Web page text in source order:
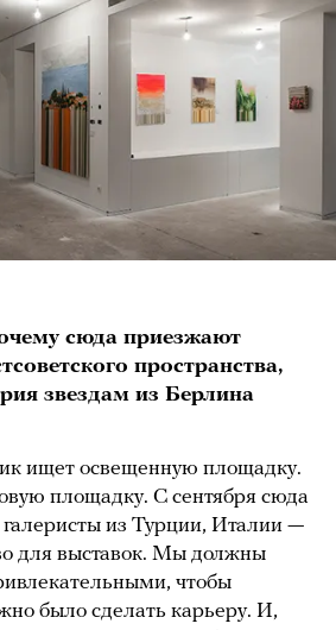
сюда приезжают
пространства,
звездам из Берлина
ищет освещенную площадку.
площадку. С сентября сюда
из Турции, Италии —
для выставок. Мы должны
чтобы
было сделать карьеру. И,